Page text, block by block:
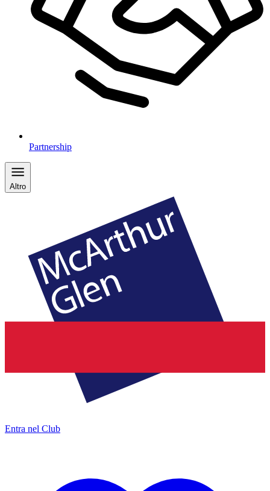
Partnership
Altro
Entra nel Club